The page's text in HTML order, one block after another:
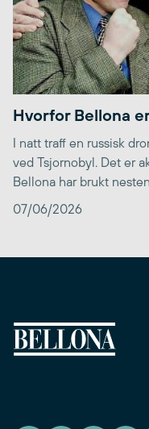
Hvorfor Bellona
I natt traff en russisk
ved Tsjornobyl. Det er
Bellona har brukt
07/06/2026